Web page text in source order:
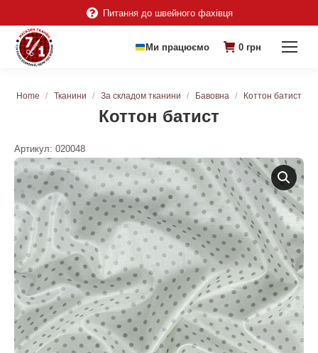
Питання до швейного фахівця
Ми працюємо 0 грн
Коттон батист
You are here:
Home Тканини За складом тканини Бавовна Коттон батист
Артикул: 020048